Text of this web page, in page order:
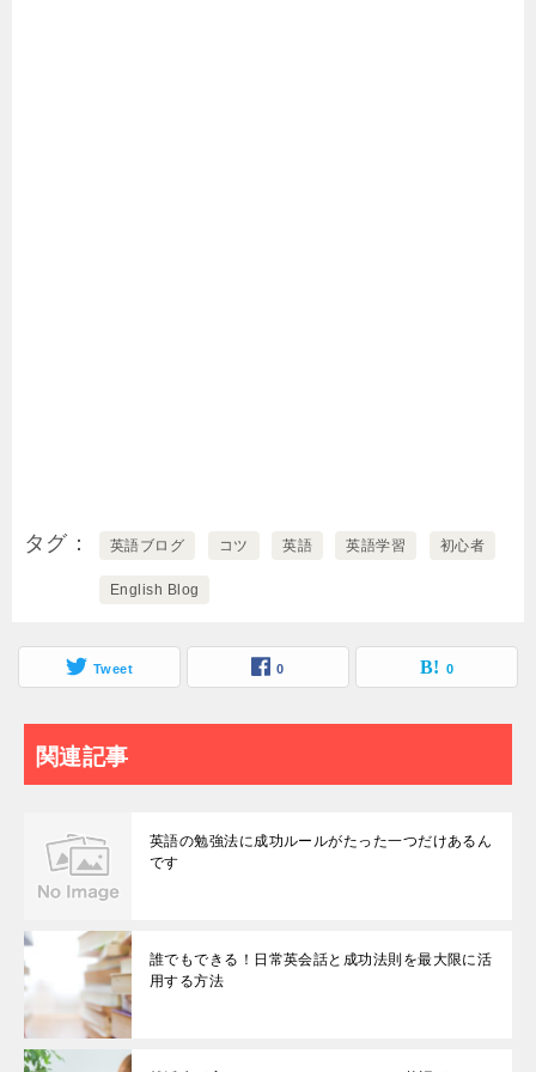
タグ 英語ブログ コツ 英語 英語学習 初心者
English Blog
Tweet 0 0
関連記事
英語の勉強法に成功ルールがたった一つだけあるん
です
誰でもできる！日常英会話と成功法則を最大限に活
用する方法